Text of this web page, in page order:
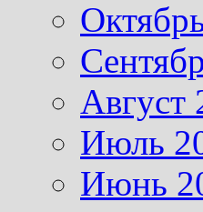
Август
Июль
Июнь